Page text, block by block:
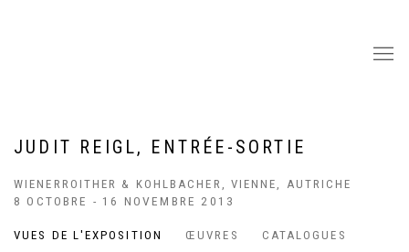
JUDIT REIGL, ENTRÉE-SORTIE
WIENERROITHER & KOHLBACHER, VIENNE, AUTRICHE
8 OCTOBRE - 16 NOVEMBRE 2013
VUES DE L'EXPOSITION ŒUVRES CATALOGUES